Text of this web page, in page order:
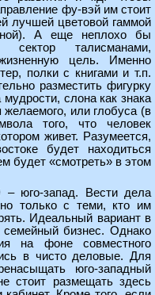
фу-вэй им стоит
лучшей цветовой гаммой
А еще неплохо бы
сектор талисманами,
цель. Именно
полки с книгами и т.п.
разместить фигурку
слона как знака
или глобуса (в
того, что человек
живет. Разумеется,
будет находиться
будет «смотреть» в этом
– юго-запад. Вести дела
только с теми, кто им
Идеальный вариант в
бизнес. Однако
на фоне совместного
в чисто деловые. Для
юго-западный
стоит размещать здесь